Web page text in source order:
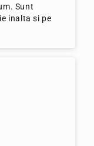
Sunt
inalta si pe